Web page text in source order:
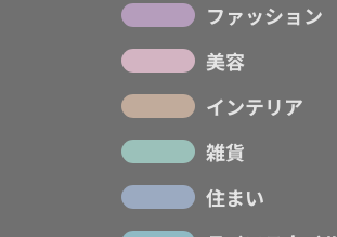
ファッション
美容
インテリア
雑貨
住まい